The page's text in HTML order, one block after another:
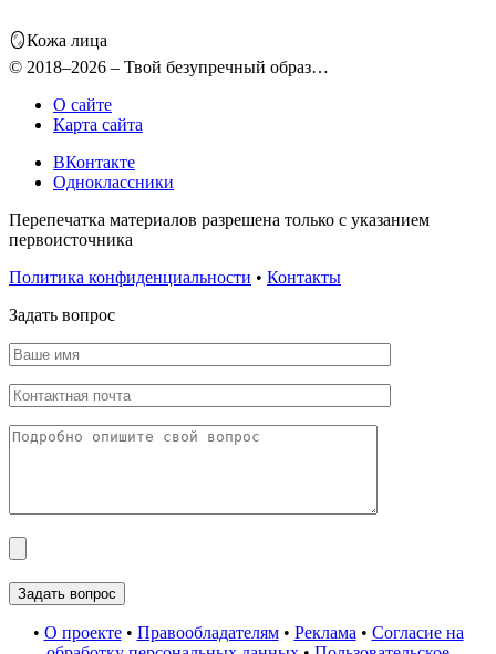
🪞Кожа лица
© 2018–2026 – Твой безупречный образ…
О сайте
Карта сайта
ВКонтакте
Одноклассники
Перепечатка материалов разрешена только с указанием
первоисточника
Политика конфиденциальности • Контакты
Задать вопрос
• О проекте• Правообладателям• Реклама • Согласие на